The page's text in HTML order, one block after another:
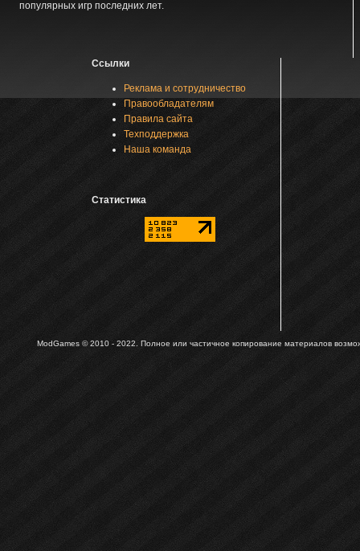
популярных игр последних лет.
Ссылки
Реклама и сотрудничество
Правообладателям
Правила сайта
Техподдержка
Наша команда
Статистика
ModGames © 2010 - 2022.Полное или частичное копирование материалов